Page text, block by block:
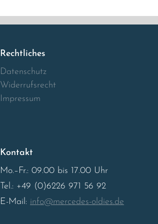
Rechtliches
Datenschutz
Widerrufsrecht
Impressum
Kontakt
Mo.–Fr.: 09.00 bis 17.00 Uhr
Tel.: +49 (0)6226 971 56 92
E-Mail: info@mercedes-oldies.de